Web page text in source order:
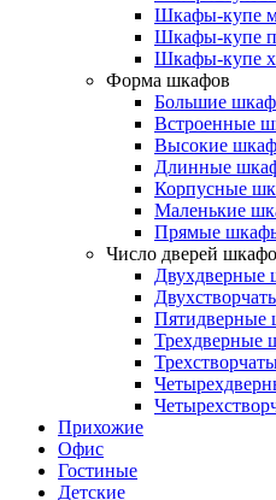
Шкафы-купе
Шкафы-купе
Шкафы-купе
Форма шкафов
Большие
Встроенные
Высокие
Длинные
Корпусные
Маленькие
Прямые
Число дверей
Двухдверные
Пятидверные
Трехдверные
Прихожие
Офис
Гостиные
Детские